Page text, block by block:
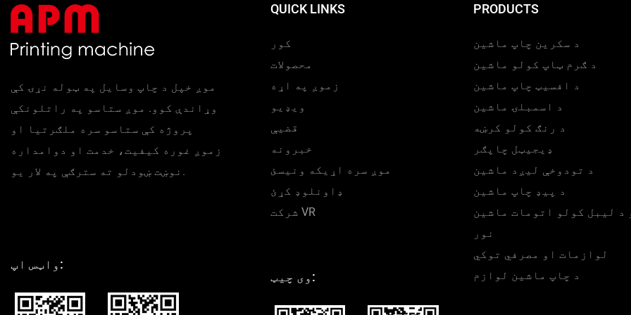
کړې.
محصولاتو په پرتله عالي
موږ خپل د چاپ وسایل په ټوله نړۍ کې
وړاندې کوو. موږ ستاسو په راتلونکې
پروژه کې ستاسو سره ملګرتیا او
زموږ غوره کیفیت، خدمت او دوامداره
نوښت ښودلو ته سترګې په لار یو.
واټس اپ:
QUICK LINKS
کور
محصولات
زموږ په اړه
ویډیو
قضیې
خبرونه
موږ سره اړیکه ونیسئ
ډاونلوډ کړئ
شرکت VR
وی چیټ:
PRODUCTS
د سکرین چاپ ماشین
د ګرم ټاپ کولو ماشین
د افسیټ چاپ ماشین
د اسمبلۍ ماشین
د رنګ کولو کرښه
ډیجیټل چاپګر
د تودوخې لیږد ماشین
د پیډ چاپ ماشین
د لیبل کولو اتومات ماشین
نور
لوازمات او مصرفي توکي
د چاپ ماشین لوازم